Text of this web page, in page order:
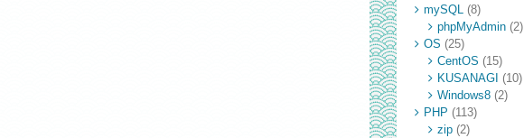
mySQL
(8)
phpMyAdmin(2)
OS (25)
CentOS (15)
KUSANAGI (10)
Windows8(2)
PHP (113)
zip(2)